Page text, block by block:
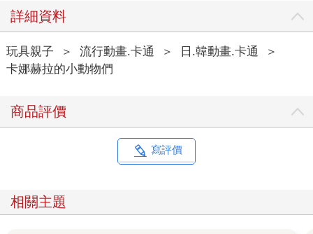
詳細資料
玩具親子 ＞ 流行動畫.卡通 ＞ 日.韓動畫.卡通
＞
卡娜赫拉的小動物們
商品評價
寫評價
相關主題